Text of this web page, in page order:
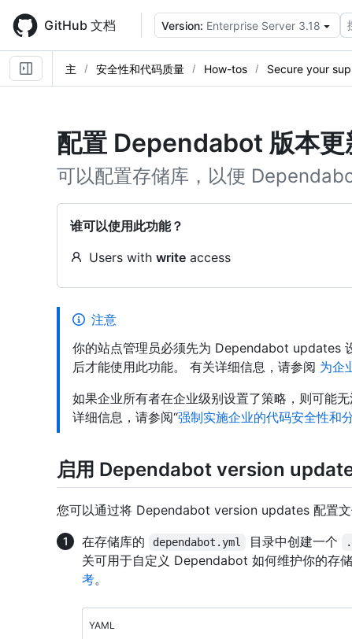
main
content
GitHub 文档 Version: Enterprise Server 3.18
主 安全性和代码质量 How-tos Secure your
配置 Dependabot 版本更
可以配置存储库，以便
谁可以使用此功能？
Users with write access
注意
你的站点管理员必须先为 Dependabot updates
后才能使用此功能。 有关详细信息，请参阅 为企
如果企业所有者在企业级别设置了策略，则可能
详细信息，请参阅“强制实施企业的代码安全性和
启用 Dependabot version
您可以通过将 Dependabot version updates 配置
在存储库的
dependabot.yml 目录中创建一个
关可用于自定义 Dependabot 如何维护你的存
考。
YAML